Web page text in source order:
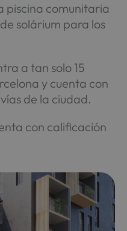
piscina comunitaria
solárium para los
a tan solo 15
y cuenta con
de la ciudad.
con calificación